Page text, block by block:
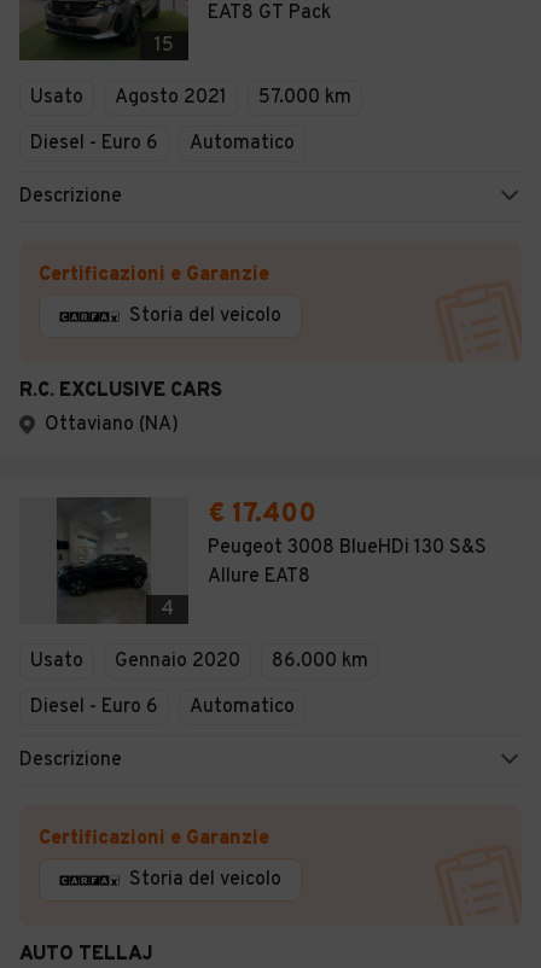
15
EAT8 GT Pack
Usato Agosto 2021
57.000 km
Diesel - Euro 6
Automatico
Descrizione
Certificazioni e Garanzie
Storia del veicolo
R.C. EXCLUSIVE CARS
Ottaviano (NA)
4
€ 17.400
Peugeot 3008 BlueHDi 130 S&S
Allure EAT8
Usato Gennaio 2020
86.000 km
Diesel - Euro 6
Automatico
Descrizione
Certificazioni e Garanzie
Storia del veicolo
AUTO TELLAJ